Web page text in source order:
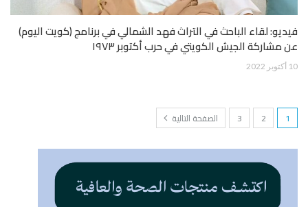
فيديو: لقاء الباحث في التراث فهد الشمالي في برنامج (كويت اليوم)
عن مشاركة الجيش الكويتي في حرب أكتوبر ١٩٧٣
10 أكتوبر 2022
1
2
3 الصفحة التالية